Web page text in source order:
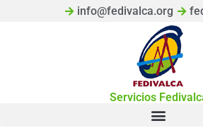
info@fedivalca.org
Servicios